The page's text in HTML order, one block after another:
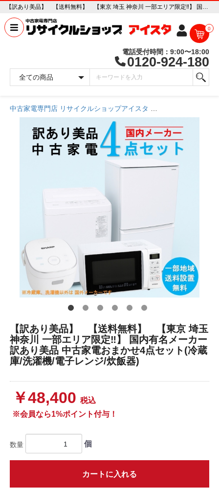
【訳あり美品】 【送料無料】 【東京 埼玉 神奈川 一部エリア限定‼】 国内有名メーカー 訳あり美品 中古家電おまかせ4点セット(冷蔵庫/洗濯機/電子レンジ/炊飯器) 中古家電販売専門店 リサイクルショップ アイスタ
0
電話受付時間：9:00〜18:00
0120-924-180
中古家電専門店 リサイクルショップアイスタ
【訳あり美品】 【送料無料】 【東京 埼玉
神奈川 一部エリア限定‼】 国内有名メーカー
訳あり美品 中古家電おまかせ4点セット(冷蔵
庫/洗濯機/電子レンジ/炊飯器)
￥48,400 税込
※会員なら1%ポイント付与！
数量 個
カートに入れる